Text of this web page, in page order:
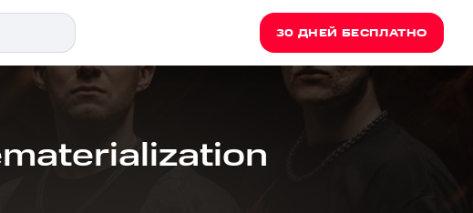
30 ДНЕЙ БЕСПЛАТНО